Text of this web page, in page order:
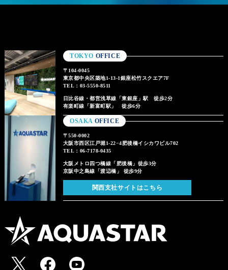
TOKYO OFFICE
〒104-0045
東京都中央区築地1-13-1銀座松竹スクエア7F
TEL：03-5550-8511
日比谷線・都営浅草線「東銀座」駅 徒歩2分
有楽町線「新富町駅」 徒歩6分
OSAKA OFFICE
〒550-0002
大阪市西区江戸堀1-22−4肥後橋イシカワビル702
TEL：06-7178-0435
大阪メトロ四つ橋線「肥後橋」徒歩3分
京阪中之島線「渡辺橋」 徒歩9分
関西支社サイトはこちら